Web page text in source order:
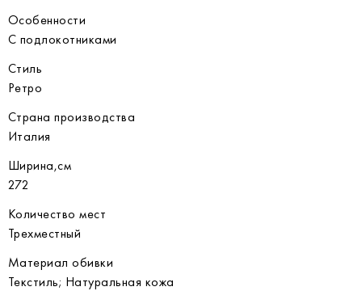
Особенности
С подлокотниками
Стиль
Ретро
Страна производства
Италия
Ширина,см
272
Количество мест
Трехместный
Материал обивки
Текстиль; Натуральная кожа